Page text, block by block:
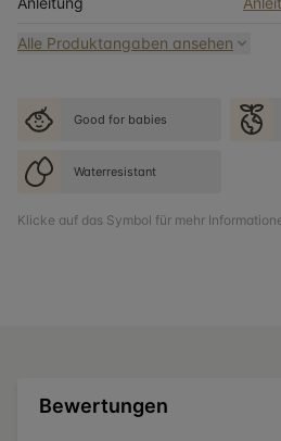
Alle Produktangaben ansehen
Good for babies
Waterresistant
Klicke auf das Symbol für mehr
Bewertungen